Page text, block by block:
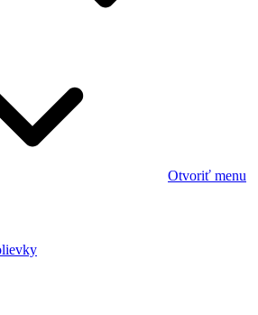
Otvoriť menu